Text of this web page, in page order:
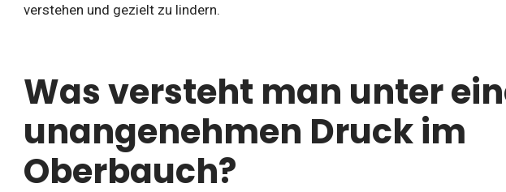
verstehen und gezielt zu lindern.
Was versteht man unter
unangenehmen Druck im
Oberbauch?